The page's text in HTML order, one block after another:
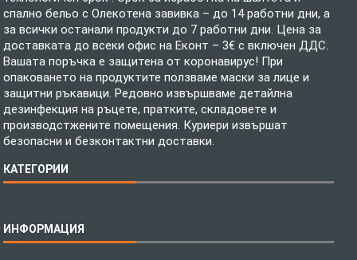
спално бельо с Олекотена завивка – до 14 работни дни, а
за всички останали продукти до 7 работни дни. Цена за
доставката до всеки офис на Еконт – 3€ с включен ДДС.
Вашата поръчка е защитена от коронавирус! При
опаковането на продуктите ползваме маски за лице и
защитни ръкавици. Редовно извършваме детайлна
дезинфекция на ръцете, пратките, складовете и
производстжените помещения. Куриери извършат
безопасни и безконтактни доставки.
КАТЕГОРИИ
Бебешки спални комплекти
ИНФОРМАЦИЯ